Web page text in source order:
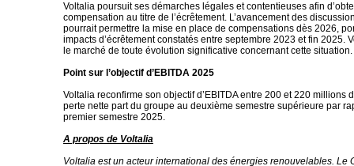
Voltalia poursuit ses démarches légales et contentieuses afin
compensation au titre de l’écrêtement. L’avancement des
pourrait permettre la mise en place de compensations dès 2026,
impacts d’écrêtement constatés entre septembre 2023 et fin 2025.
le marché de toute évolution significative concernant cette situation.
Point sur l’objectif d’EBITDA 2025
Voltalia reconfirme son objectif d’EBITDA entre 200 et 220 millions
perte nette part du groupe au deuxième semestre supérieure par
premier semestre 2025.
A propos de Voltalia
Voltalia est un acteur international des énergies renouvelables. Le